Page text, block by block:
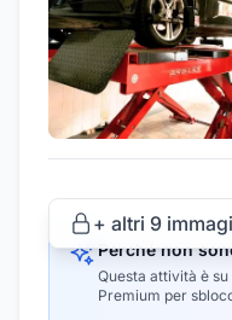
+ altri 9
Perché non
Questa attività è su
Premium per